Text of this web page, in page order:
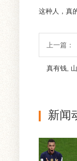
这种人，真
上一篇：
真有钱,
新闻